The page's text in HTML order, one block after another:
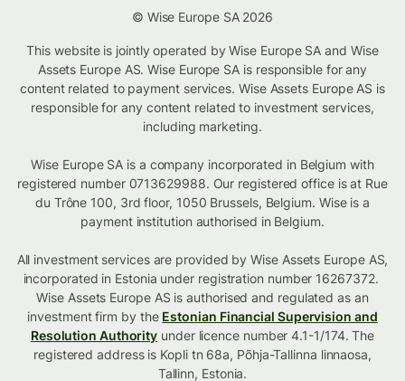
© Wise Europe SA 2026
This website is jointly operated by Wise Europe SA and Wise
Assets Europe AS. Wise Europe SA is responsible for any
content related to payment services. Wise Assets Europe AS is
responsible for any content related to investment services,
including marketing.
Wise Europe SA is a company incorporated in Belgium with
registered number 0713629988. Our registered office is at Rue
du Trône 100, 3rd floor, 1050 Brussels, Belgium. Wise is a
payment institution authorised in Belgium.
All investment services are provided by Wise Assets Europe AS,
incorporated in Estonia under registration number 16267372.
Wise Assets Europe AS is authorised and regulated as an
investment firm by the Estonian Financial Supervision and
Resolution Authority under licence number 4.1-1/174. The
registered address is Kopli tn 68a, Põhja-Tallinna linnaosa,
Tallinn, Estonia.